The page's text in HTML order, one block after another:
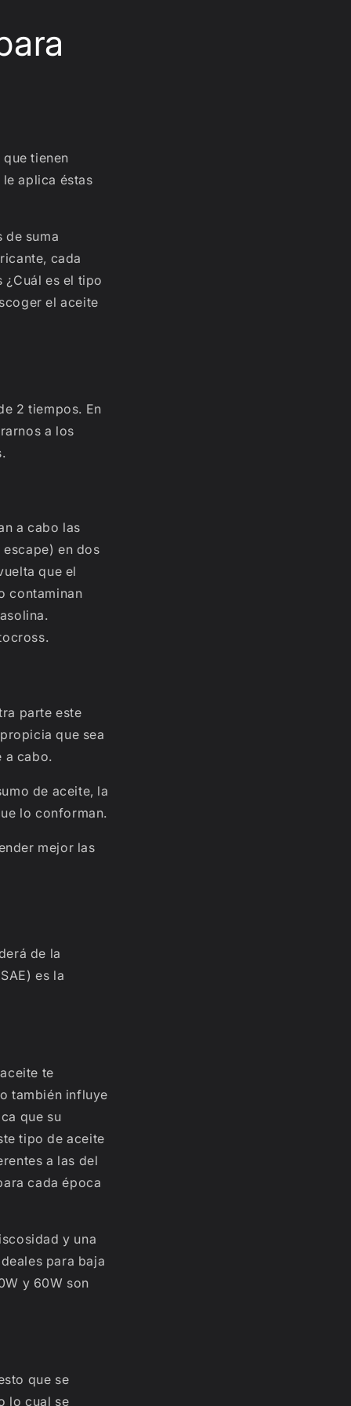
tienen
aplica éstas
de suma
cada
es el tipo
el aceite
2 tiempos. En
a los
a cabo las
en dos
que el
contaminan
parte este
que sea
a cabo.
de aceite, la
lo conforman.
mejor las
de la
es la
te
también influye
que su
tipo de aceite
a las del
cada época
y una
para baja
y 60W son
que se
lo cual se